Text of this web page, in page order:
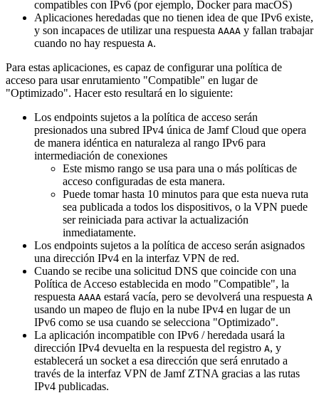
compatibles con IPv6 (por ejemplo, Docker para macOS)
Aplicaciones heredadas que no tienen idea de que IPv6 existe,
y son incapaces de utilizar una respuesta AAAA y fallan trabajar
cuando no hay respuesta A.
Para estas aplicaciones, es capaz de configurar una política de
acceso para usar enrutamiento "Compatible" en lugar de
"Optimizado". Hacer esto resultará en lo siguiente:
Los endpoints sujetos a la política de acceso serán
presionados una subred IPv4 única de Jamf Cloud que opera
de manera idéntica en naturaleza al rango IPv6 para
intermediación de conexiones
Este mismo rango se usa para una o más políticas de
acceso configuradas de esta manera.
Puede tomar hasta 10 minutos para que esta nueva ruta
sea publicada a todos los dispositivos, o la VPN puede
ser reiniciada para activar la actualización
inmediatamente.
Los endpoints sujetos a la política de acceso serán asignados
una dirección IPv4 en la interfaz VPN de red.
Cuando se recibe una solicitud DNS que coincide con una
Política de Acceso establecida en modo "Compatible", la
respuesta AAAA estará vacía, pero se devolverá una respuesta A
usando un mapeo de flujo en la nube IPv4 en lugar de un
IPv6 como se usa cuando se selecciona "Optimizado".
La aplicación incompatible con IPv6 / heredada usará la
dirección IPv4 devuelta en la respuesta del registro A, y
establecerá un socket a esa dirección que será enrutado a
través de la interfaz VPN de Jamf ZTNA gracias a las rutas
IPv4 publicadas.